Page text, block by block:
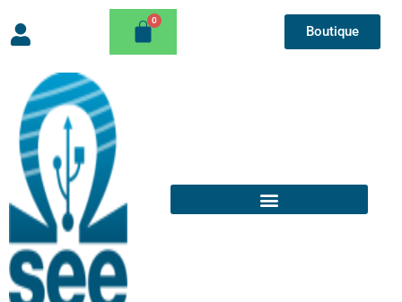
Boutique